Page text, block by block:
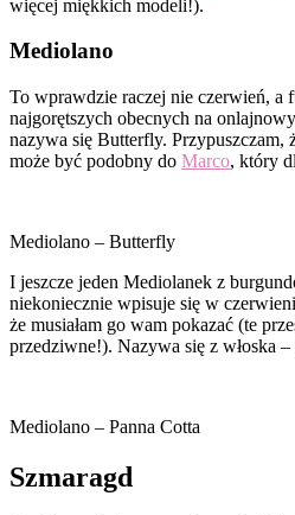
więcej miękkich modeli!).
Mediolano
To wprawdzie raczej nie czerwień, a
najgorętszych obecnych na
nazywa się Butterfly. Przypuszczam,
może być podobny do Marco, który
Mediolano – Butterfly
I jeszcze jeden Mediolanek z
niekoniecznie wpisuje się w
że musiałam go wam pokazać (te
przedziwne!). Nazywa się z włoska –
Mediolano – Panna Cotta
Szmaragd